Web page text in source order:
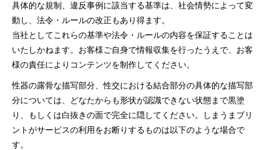
具体的な規制、違反事例に該当する基準は、社会情勢によって変
動し、法令・ルールの改正もあり得ます。
当社としてこれらの基準や法令・ルールの内容を保証することは
いたしかねます。お客様ご自身で情報収集を行ったうえで、お客
様の責任によりコンテンツを制作してください。
性器の露骨な描写部分、性交における結合部分の具体的な描写部
分については、どなたからも形状が認識できない状態まで黒塗
り、もしくは白抜きの面で完全に隠してください。しまうまプリ
ントがサービスの利用をお断りするものは以下のような場合で
す。